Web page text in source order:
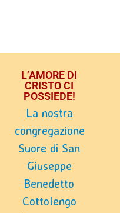
L’AMORE DI
CRISTO CI
POSSIEDE!
La nostra
congregazione
Suore di San
Giuseppe
Benedetto
Cottolengo